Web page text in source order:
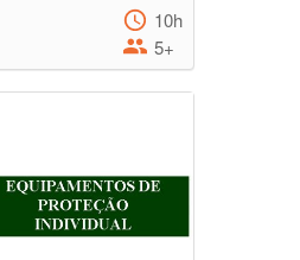
10h
5+